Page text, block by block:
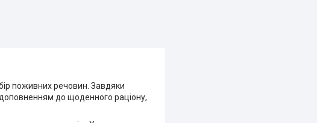
поживних речовин. Завдяки
до щоденного раціону,